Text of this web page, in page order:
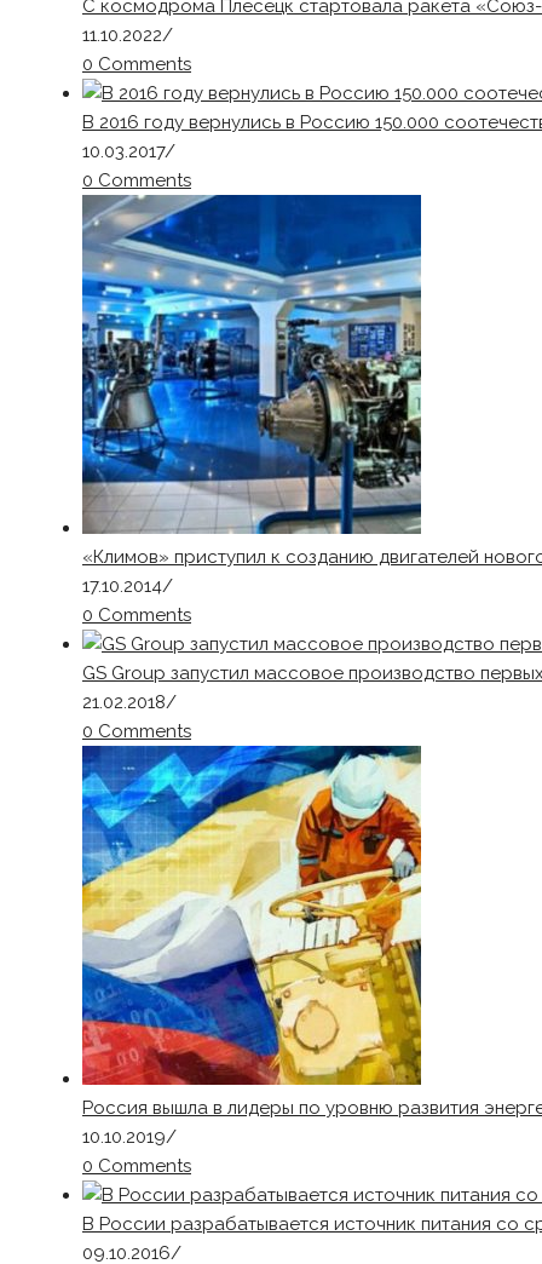
С космодрома Плесецк стартовала ракета
11.10.2022/
0 Comments
В 2016 году вернулись в Россию 150.000
10.03.2017/
0 Comments
«Климов» приступил к созданию двигателей
17.10.2014/
0 Comments
GS Group запустил массовое производство
21.02.2018/
0 Comments
Россия вышла в лидеры по уровню развития
10.10.2019/
0 Comments
В России разрабатывается источник питания со
09.10.2016/